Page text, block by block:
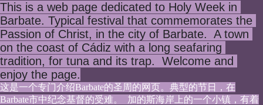
This is a web page dedicated to Holy Week in
Barbate. Typical festival that commemorates the
Passion of Christ, in the city of Barbate.  A town
on the coast of Cádiz with a long seafaring
tradition, for tuna and its trap.  Welcome and
enjoy the page.
这是一个专门介绍Barbate的圣周的网页。典型的节日，在
Barbate市中纪念基督的受难。  加的斯海岸上的一个小镇，有着